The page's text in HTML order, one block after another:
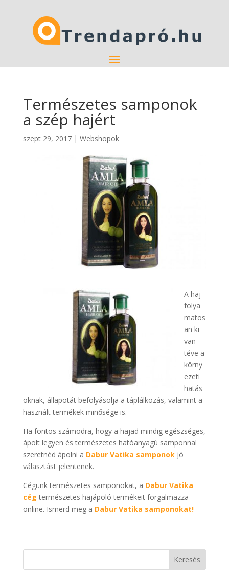
Természetes samponok
a szép hajért
szept 29, 2017| Webshopok
A haj
folya
matos
an ki
van
téve a
körny
ezeti
hatás
oknak, állapotát befolyásolja a táplálkozás, valamint a
használt termékek minősége is.
Ha fontos számodra, hogy a hajad mindig egészséges,
ápolt legyen és természetes hatóanyagú samponnal
szeretnéd ápolni a Dabur Vatika samponokjó
választást jelentenek.
Cégünk természetes samponokat, a Dabur Vatika
cég természetes hajápoló termékeit forgalmazza
online. Ismerd meg a Dabur Vatika samponokat!